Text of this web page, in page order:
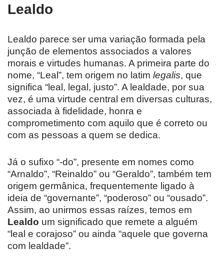
Lealdo
Lealdo parece ser uma variação formada pela
junção de elementos associados a valores
morais e virtudes humanas. A primeira parte do
nome, “Leal”, tem origem no latim legalis, que
significa “leal, legal, justo”. A lealdade, por sua
vez, é uma virtude central em diversas culturas,
associada à fidelidade, honra e
comprometimento com aquilo que é correto ou
com as pessoas a quem se dedica.
Já o sufixo “-do”, presente em nomes como
“Arnaldo”, “Reinaldo” ou “Geraldo”, também tem
origem germânica, frequentemente ligado à
ideia de “governante”, “poderoso” ou “ousado”.
Assim, ao unirmos essas raízes, temos em
Lealdo um significado que remete a alguém
“leal e corajoso” ou ainda “aquele que governa
com lealdade”.